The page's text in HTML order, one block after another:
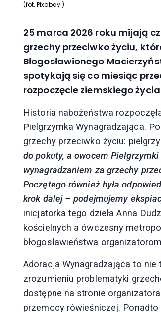
(fot. Pixabay )
25 marca 2026 roku mijają
grzechy przeciwko życiu,
Błogosławionego
spotykają się co miesiąc
rozpoczęcie ziemskiego
Historia nabożeństwa
Pielgrzymka Wynagradzająca.
grzechy przeciwko życiu:
do pokuty, a owocem
wynagradzaniem za grzechy
Poczętego również była
krok dalej – podejmujemy
inicjatorka tego dzieła Anna
kościelnych a ówczesny
błogosławieństwa
Adoracja Wynagradzająca to
zrozumieniu problematyki
dostępne na stronie
przemocy rówieśniczej.